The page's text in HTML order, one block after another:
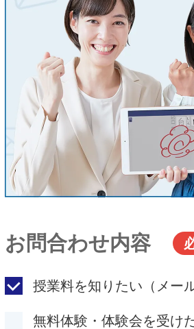
お問合わせ内容
授業料を知りたい（メー
無料体験・体験会を受け